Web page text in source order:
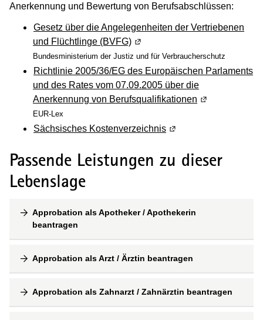
Anerkennung und Bewertung von Berufsabschlüssen:
Gesetz über die Angelegenheiten der Vertriebenen
und Flüchtlinge (BVFG) (Wird in einem neuen Fenster
Bundesministerium der Justiz und für Verbraucherschutz
Richtlinie 2005/36/EG des Europäischen Parlaments
und des Rates vom 07.09.2005 über die
Anerkennung von Berufsqualifikationen (Wird in
EUR-Lex
Sächsisches Kostenverzeichnis (Wird in einem neuen
Passende Leistungen zu dieser
Lebenslage
Approbation als Apotheker / Apothekerin
beantragen
Approbation als Arzt / Ärztin beantragen
Approbation als Zahnarzt / Zahnärztin beantragen